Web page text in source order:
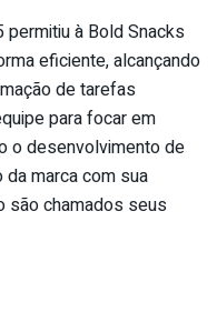
à Bold Snacks
eficiente, alcançando
de tarefas
para focar em
o desenvolvimento de
marca com sua
são chamados seus